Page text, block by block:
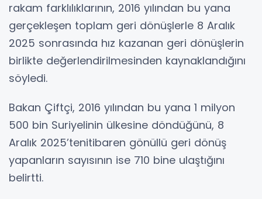
rakam farklılıklarının, 2016 yılından bu yana
gerçekleşen toplam geri dönüşlerle 8 Aralık
2025 sonrasında hız kazanan geri dönüşlerin
birlikte değerlendirilmesinden kaynaklandığını
söyledi.
Bakan Çiftçi, 2016 yılından bu yana 1 milyon
500 bin Suriyelinin ülkesine döndüğünü, 8
Aralık 2025’tenitibaren gönüllü geri dönüş
yapanların sayısının ise 710 bine ulaştığını
belirtti.